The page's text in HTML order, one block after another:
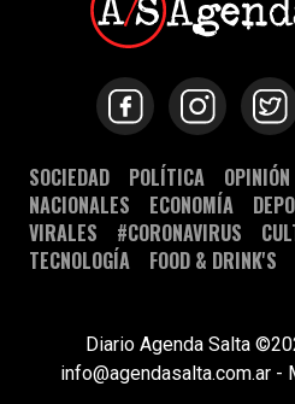
SOCIEDAD POLÍTICA OPINIÓN
NACIONALES
ECONOMÍA
VIRALES
#CORONAVIRUS
TECNOLOGÍA
FOOD & DRINK'S
Diario Agenda Salta
info@agendasalta.com.ar